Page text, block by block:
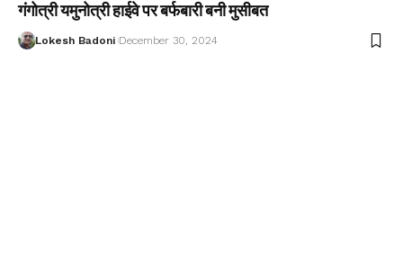
गंगोत्री यमुनोत्री हाईवे पर बर्फबारी बनी मुसीबत
Lokesh Badoni December 30, 2024